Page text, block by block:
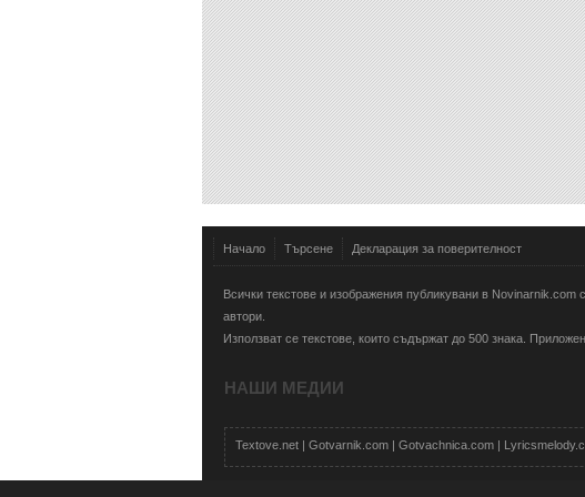
Начало Търсене Декларация за поверителност
Всички текстове и изображения публикувани в Novinarnik.com
автори.
Използват се текстове, които съдържат до 500 знака.
НАШИ МЕДИИ
Textove.net | Gotvarnik.com | Gotvachnica.com |